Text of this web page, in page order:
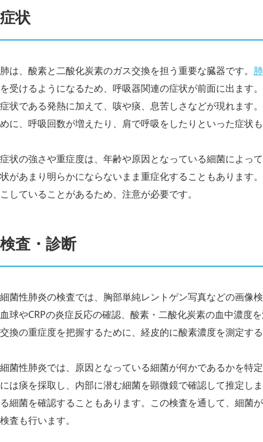
症状
肺は、酸素と二酸化炭素のガス交換を担う重要な臓器です。
を受けるようになるため、呼吸器関連の症状が前面に出ます
症状である発熱に加えて、咳や痰、息苦しさなどが現れます
めに、呼吸回数が増えたり、肩で呼吸をしたりといった症状
症状の強さや重症度は、年齢や原因となっている細菌によっ
状があまり明らかにならないまま重症化することもあります
こしていることがあるため、注意が必要です。
検査・診断
細菌性肺炎の検査では、胸部単純レントゲン写真などの画像
血球やCRPの炎症反応の確認、酸素・二酸化炭素の血中濃度
交換の重症度を把握するために、経皮的に酸素濃度を測定す
細菌性肺炎では、原因となっている細菌が何かであるかを特
には痰を採取し、内部に潜む細菌を顕微鏡で確認して推定し
る細菌を確認することもあります。この検査を通して、細菌
検査も行います。